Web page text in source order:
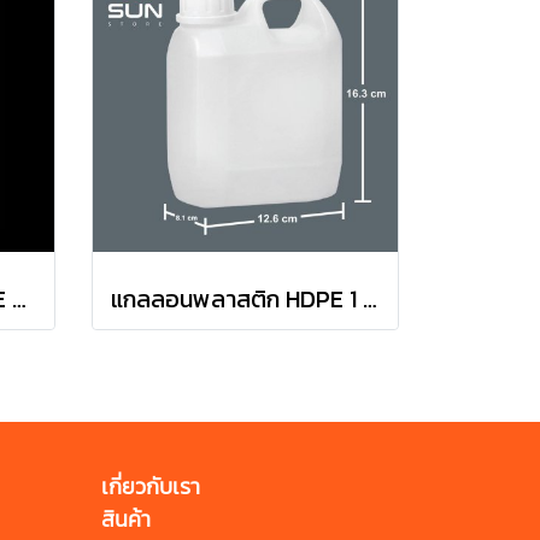
แกลลอน พลาสติก HDPE สีขาวโปร่ง ขนาด 1 ลิตร - พร้อมฝา แกลลอนพลาสติก HDPE 1 ลิตร ทรง#0103 สีขาว
เกี่ยวกับเรา
สินค้า